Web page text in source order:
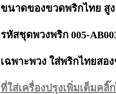
ขนาดของขวดพริกไทย สูง
รหัสชุดพวงพริก 005-
เฉพาะพวง ใส่พริกไทยสอ
ที่ใส่เครื่องปรุงเพิ่มเต็มคลิ๊